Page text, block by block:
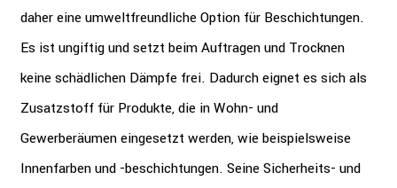
daher eine umweltfreundliche Option für Beschichtungen.
Es ist ungiftig und setzt beim Auftragen und Trocknen
keine schädlichen Dämpfe frei. Dadurch eignet es sich als
Zusatzstoff für Produkte, die in Wohn- und
Gewerberäumen eingesetzt werden, wie beispielsweise
Innenfarben und -beschichtungen. Seine Sicherheits- und